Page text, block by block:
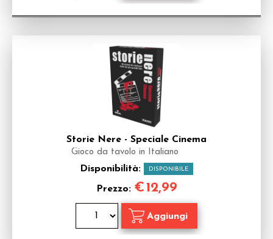
Storie Nere - Speciale Cinema
Gioco da tavolo in Italiano
Disponibilità: DISPONIBILE
Prezzo: €12,99